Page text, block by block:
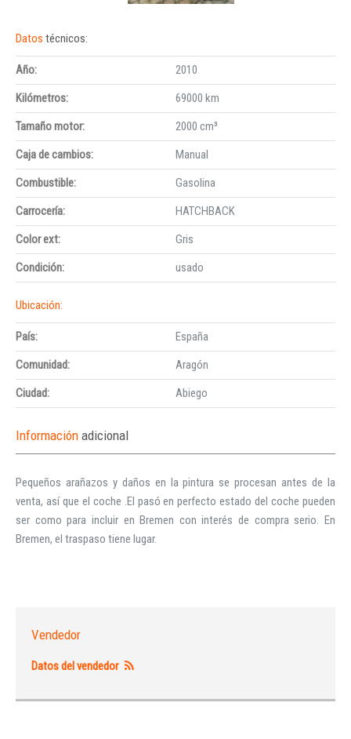
Datos técnicos:
Año:
2010
Kilómetros:
69000 km
Tamaño motor:
2000 cm³
Caja de cambios:
Manual
Combustible:
Gasolina
Carrocería:
HATCHBACK
Color ext:
Gris
Condición:
usado
Ubicación:
País:
España
Comunidad:
Aragón
Ciudad:
Abiego
Información adicional
Pequeños arañazos y daños en la pintura se procesan antes de la
venta, así que el coche .El pasó en perfecto estado del coche pueden
ser como para incluir en Bremen con interés de compra serio. En
Bremen, el traspaso tiene lugar.
Vendedor
Datos del vendedor